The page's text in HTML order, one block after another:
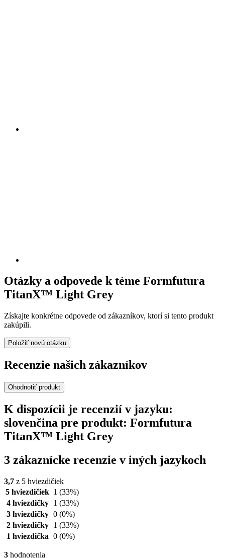
Otázky a odpovede k téme Formfutura
TitanX™ Light Grey
Získajte konkrétne odpovede od zákazníkov, ktorí si tento produkt
zakúpili.
Položiť novú otázku
Recenzie našich zákazníkov
Ohodnotiť produkt
K dispozícii je recenzií v jazyku:
slovenčina pre produkt: Formfutura
TitanX™ Light Grey
3 zákaznícke recenzie v iných jazykoch
3,7 z 5 hviezdičiek
5 hviezdičiek 1 (33%)
4 hviezdičky
1 (33%)
3 hviezdičky 0 (0%)
2 hviezdičky
1 (33%)
1 hviezdička 0 (0%)
3 hodnotenia